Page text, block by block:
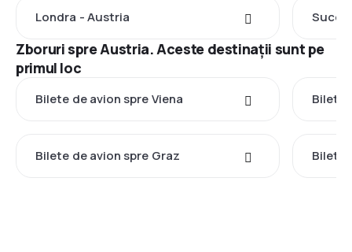
Londra - Austria
Zboruri spre Austria. Aceste destinații sunt pe
primul loc
Bilete de avion spre Viena Bilete
Bilete de avion spre Graz Bilete